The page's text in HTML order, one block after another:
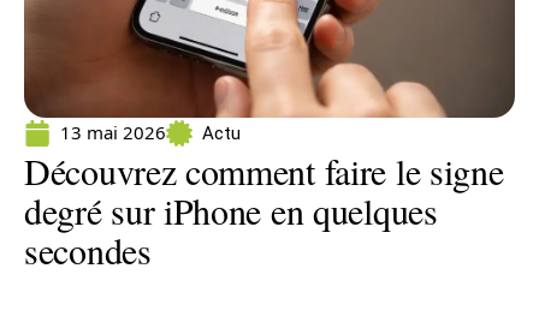
13 mai 2026 Actu
Découvrez comment faire le signe
degré sur iPhone en quelques
secondes